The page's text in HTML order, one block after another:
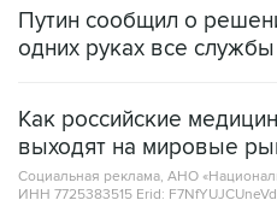
Путин сообщил о
одних руках все
Как российские
выходят на мировые
Социальная реклама, АНО
ИНН 7725383515 Erid: